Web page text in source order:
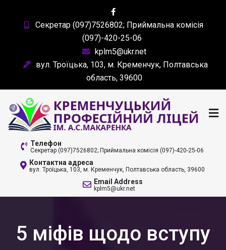
content
Секретар (097)7526802; Приймальна комісія
(097)-420-25-06
kplm5@ukr.net
вул. Троїцька, 103, м. Кременчук, Полтавська
область, 39600
КРЕМЕНЧУЦЬКИЙ
ПРОФЕСІЙНИЙ ЛІЦЕЙ
ІМ. А. С. МАКАРЕНКА
Телефон
Секретар (097)7526802; Приймальна комісія (097)-420-25-06
Контактна адреса
вул. Троїцька, 103, м. Кременчук, Полтавська область, 39600
Email Address
kplm5@ukr.net
5 міфів щодо вступу